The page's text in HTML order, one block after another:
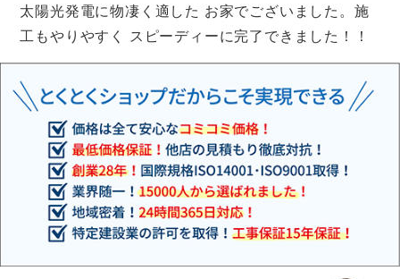
太陽光発電に物凄く適した お家でございました。施
工もやりやすく スピーディーに完了できました！！